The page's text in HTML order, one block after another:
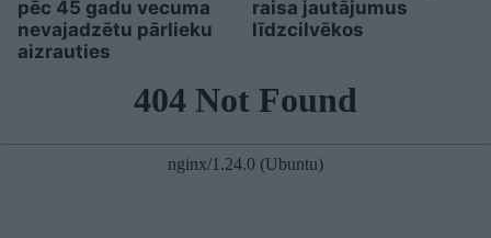
pēc 45 gadu vecuma
nevajadzētu pārlieku
aizrauties
raisa jautājumus
līdzcilvēkos